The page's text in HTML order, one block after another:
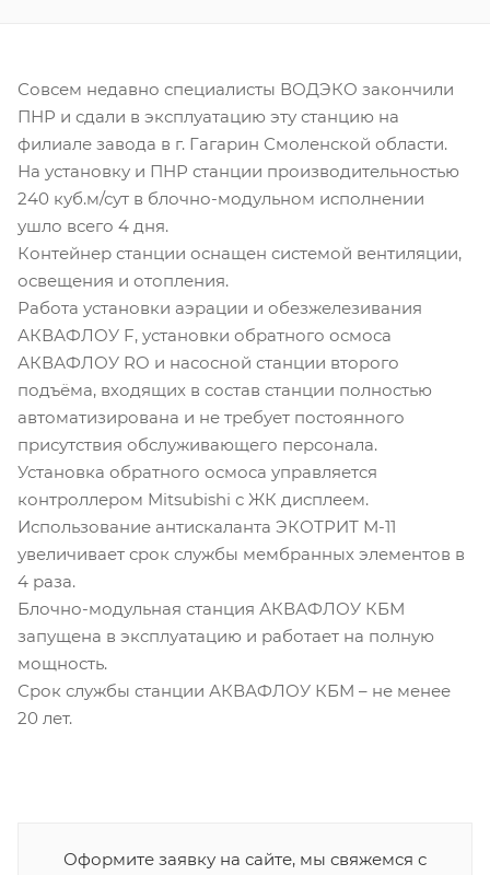
Совсем недавно специалисты ВОДЭКО закончили
ПНР и сдали в эксплуатацию эту станцию на
филиале завода в г. Гагарин Смоленской области.
На установку и ПНР станции производительностью
240 куб.м/сут в блочно-модульном исполнении
ушло всего 4 дня.
Контейнер станции оснащен системой вентиляции,
освещения и отопления.
Работа установки аэрации и обезжелезивания
АКВАФЛОУ F, установки обратного осмоса
АКВАФЛОУ RO и насосной станции второго
подъёма, входящих в состав станции полностью
автоматизирована и не требует постоянного
присутствия обслуживающего персонала.
Установка обратного осмоса управляется
контроллером Mitsubishi с ЖК дисплеем.
Использование антискаланта ЭКОТРИТ М-11
увеличивает срок службы мембранных элементов в
4 раза.
Блочно-модульная станция АКВАФЛОУ КБМ
запущена в эксплуатацию и работает на полную
мощность.
Срок службы станции АКВАФЛОУ КБМ – не менее
20 лет.
Оформите заявку на сайте, мы свяжемся с